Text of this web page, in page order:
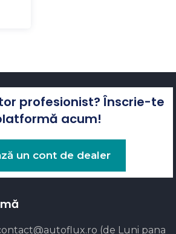
profesionist? Înscrie-te
acum!
un cont de dealer
(de Luni pana